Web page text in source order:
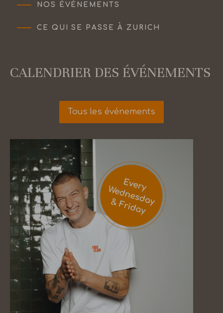
NOS ÉVÉNEMENTS
CE QUI SE PASSE À ZURICH
CALENDRIER DES ÉVÉNEMENTS
Tous les événements